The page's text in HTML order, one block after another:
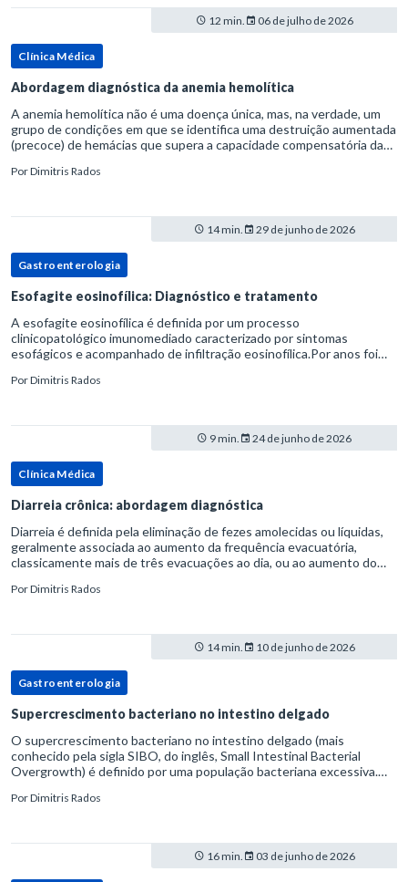
12 min. 06 de julho de 2026
Clínica Médica
Abordagem diagnóstica da anemia hemolítica
A anemia hemolítica não é uma doença única, mas, na verdade, um
grupo de condições em que se identifica uma destruição aumentada
(precoce) de hemácias que supera a capacidade compensatória da
PorDimitris Rados
14 min. 29 de junho de 2026
Gastroenterologia
Esofagite eosinofílica: Diagnóstico e tratamento
A esofagite eosinofílica é definida por um processo
clinicopatológico imunomediado caracterizado por sintomas
esofágicos e acompanhado de infiltração eosinofílica.Por anos foi
refluxo gastr
PorDimitris Rados
9 min. 24 de junho de 2026
Clínica Médica
Diarreia crônica: abordagem diagnóstica
Diarreia é definida pela eliminação de fezes amolecidas ou líquidas,
geralmente associada ao aumento da frequência evacuatória,
classicamente mais de três evacuações ao dia, ou ao aumento do
PorDimitris Rados
14 min. 10 de junho de 2026
Gastroenterologia
Supercrescimento bacteriano no intestino delgado
O supercrescimento bacteriano no intestino delgado (mais
conhecido pela sigla SIBO, do inglês, Small Intestinal Bacterial
Overgrowth) é definido por uma população bacteriana excessiva.
PorDimitris Rados
16 min. 03 de junho de 2026